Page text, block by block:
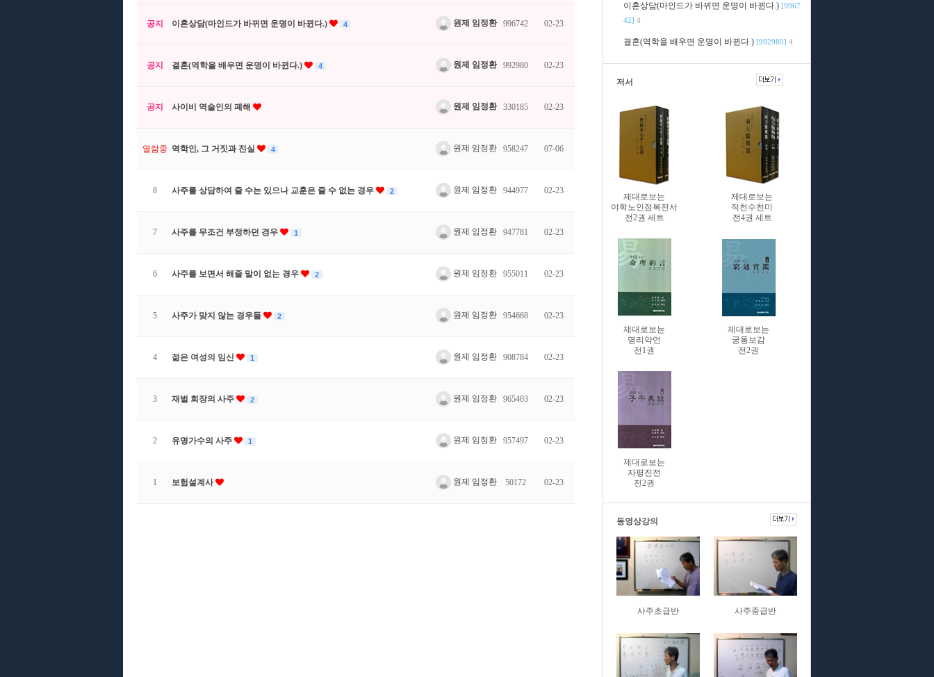
공지 이혼상담(마인드가 바뀌면 운명이 바뀐다.) 4 원제 임정환 996742 02-23
공지 결혼(역학을 배우면 운명이 바뀐다.) 4 원제 임정환 992980 02-23
공지 사이비 역술인의 폐해 원제 임정환 330185 02-23
열람중 역학인, 그 거짓과 진실 4 원제 임정환 958247 07-06
8 사주를 상담하여 줄 수는 있으나 교훈은 줄 수 없는 경우 2 원제 임정환 944977 02-23
7 사주를 무조건 부정하던 경우 1 원제 임정환 947781 02-23
6 사주를 보면서 해줄 말이 없는 경우 2 원제 임정환 955011 02-23
5 사주가 맞지 않는 경우들 2 원제 임정환 954668 02-23
4 젊은 여성의 임신 1 원제 임정환 908784 02-23
3 재벌 회장의 사주 2 원제 임정환 965403 02-23
2 유명가수의 사주 1 원제 임정환 957497 02-23
1 보험설계사 원제 임정환 50172 02-23
이혼상담(마인드가 바뀌면 운명이 바뀐다.) [9967
42] 4
결혼(역학을 배우면 운명이 바뀐다.) [992980] 4
저서
제대로보는
야학노인점복전서
전2권 세트
제대로보는
적천수천미
전4권 세트
제대로보는
명리약언
전1권
제대로보는
궁통보감
전2권
제대로보는
자평진전
전2권
동영상강의
사주초급반 사주중급반